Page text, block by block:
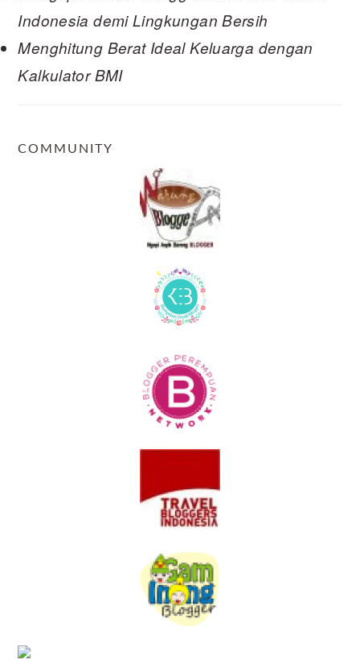
Indonesia demi Lingkungan Bersih
Menghitung Berat Ideal Keluarga dengan
Kalkulator BMI
COMMUNITY